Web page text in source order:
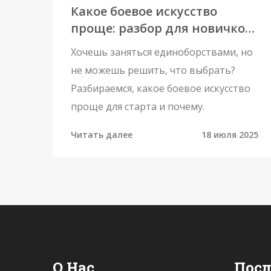
Какое боевое искусство
проще: разбор для новичков
и не только
Хочешь заняться единоборствами, но
не можешь решить, что выбрать?
Разбираемся, какое боевое искусство
проще для старта и почему.
Читать далее 18 июля 2025